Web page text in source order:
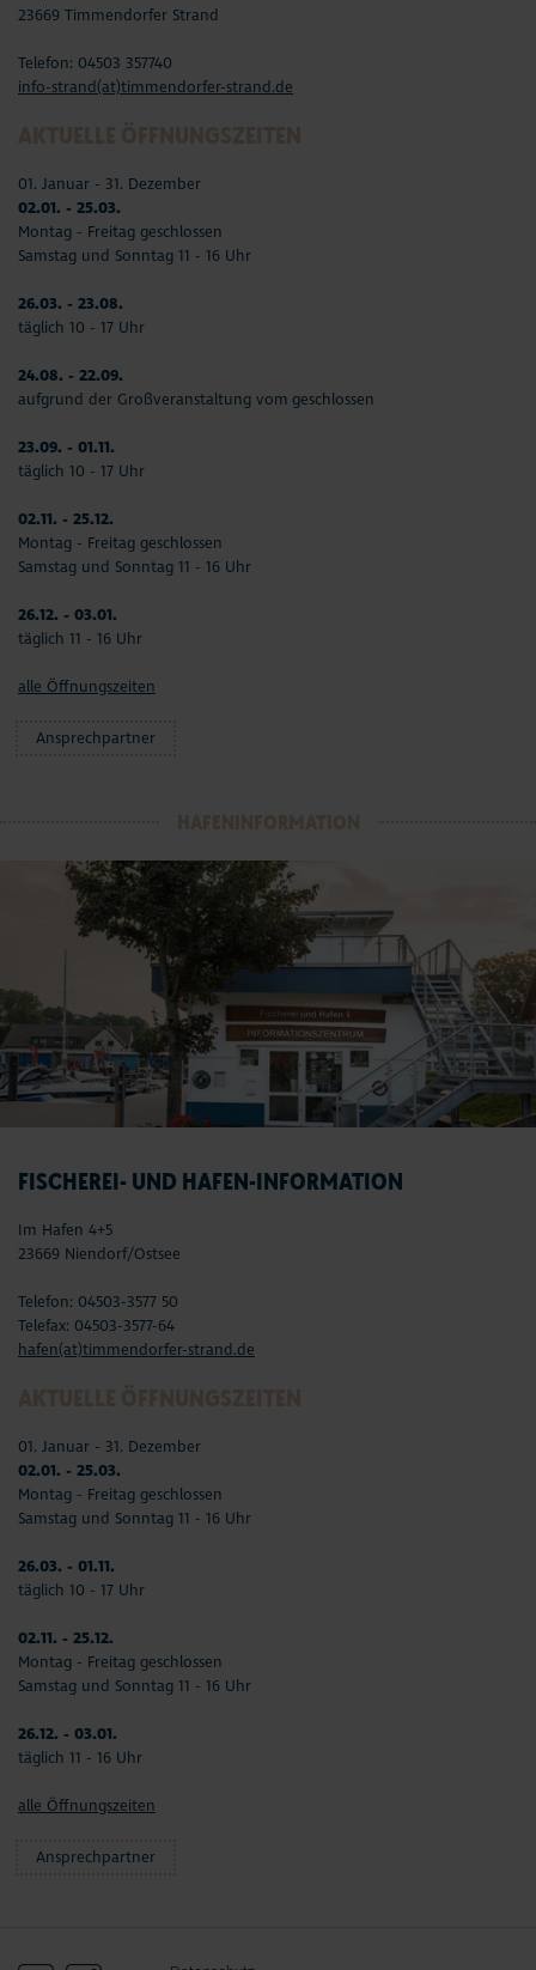
23669 Timmendorfer Strand
Telefon: 04503 357740
info-strand(at)timmendorfer-strand.de
01. Januar - 31. Dezember
02.01. - 25.03.
Montag - Freitag geschlossen
Samstag und Sonntag 11 - 16 Uhr
26.03. - 23.08.
täglich 10 - 17 Uhr
24.08. - 22.09.
aufgrund der Großveranstaltung vom geschlossen
23.09. - 01.11.
täglich 10 - 17 Uhr
02.11. - 25.12.
Montag - Freitag geschlossen
Samstag und Sonntag 11 - 16 Uhr
26.12. - 03.01.
täglich 11 - 16 Uhr
alle Öffnungszeiten
Ansprechpartner
FISCHEREI- UND HAFEN-INFORMATION
Im Hafen 4+5
23669 Niendorf/Ostsee
Telefon: 04503-3577 50
Telefax: 04503-3577-64
hafen(at)timmendorfer-strand.de
01. Januar - 31. Dezember
02.01. - 25.03.
Montag - Freitag geschlossen
Samstag und Sonntag 11 - 16 Uhr
26.03. - 01.11.
täglich 10 - 17 Uhr
02.11. - 25.12.
Montag - Freitag geschlossen
Samstag und Sonntag 11 - 16 Uhr
26.12. - 03.01.
täglich 11 - 16 Uhr
alle Öffnungszeiten
Ansprechpartner